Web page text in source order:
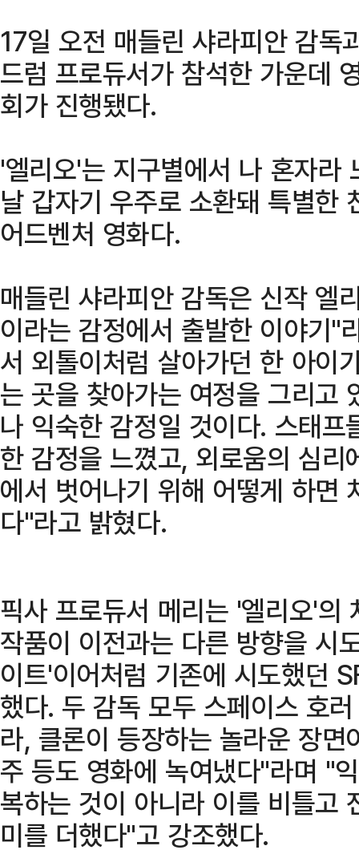
17일 오전 매들린 샤라피안 감독
드럼 프로듀서가 참석한 가운데
회가 진행됐다.
'엘리오'는 지구별에서 나 혼자라
날 갑자기 우주로 소환돼 특별한
어드벤처 영화다.
매들린 샤라피안 감독은 신작 엘
이라는 감정에서 출발한 이야기"
서 외톨이처럼 살아가던 한 아이
는 곳을 찾아가는 여정을 그리고
나 익숙한 감정일 것이다. 스태
한 감정을 느꼈고, 외로움의 심
에서 벗어나기 위해 어떻게 하면
다"라고 밝혔다.
픽사 프로듀서 메리는 '엘리오'의
작품이 이전과는 다른 방향을 시
이트'이어처럼 기존에 시도했던
했다. 두 감독 모두 스페이스 호
라, 클론이 등장하는 놀라운 장
주 등도 영화에 녹여냈다"라며 "
복하는 것이 아니라 이를 비틀고
미를 더했다"고 강조했다.